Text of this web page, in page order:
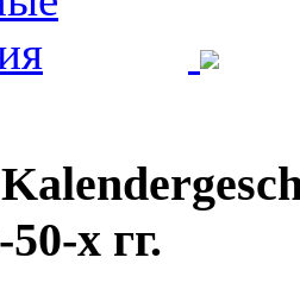
х гг.